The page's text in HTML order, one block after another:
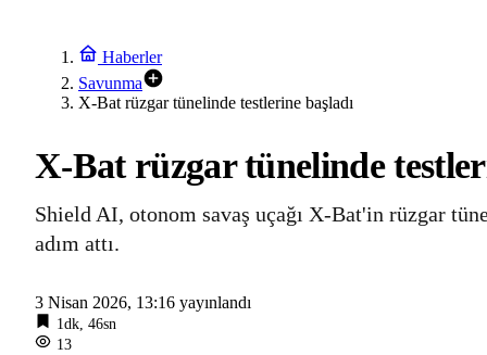
Haberler
Savunma
X-Bat rüzgar tünelinde testlerine başladı
X-Bat rüzgar tünelinde
Shield AI, otonom savaş uçağı X-Bat'in rüzgar
adım attı.
3 Nisan 2026, 13:16 yayınlandı
1dk, 46sn
13